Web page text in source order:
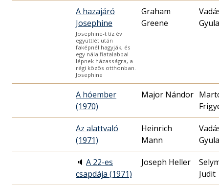
A hazajáró
Josephine
Josephine-t tíz év
együttlét után
faképnél hagyják, és
egy nála fiatalabbal
lépnek házasságra, a
régi közös otthonban.
Josephine
Graham
Greene
Gyula
A hóember
(1970)
Major Nándor
Az alattvaló
(1971)
Heinrich
Mann
Gyula
🔈 A 22-es
csapdája (1971)
Joseph Heller
Judit